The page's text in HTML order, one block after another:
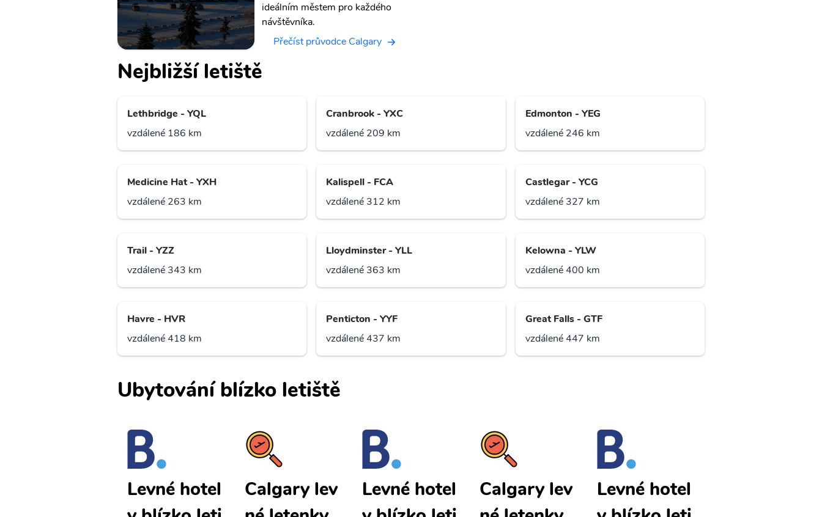
ideálním městem pro každého
návštěvníka.
Přečíst průvodce Calgary
Nejbližší letiště
Lethbridge - YQL
vzdálené 186 km
Cranbrook - YXC
vzdálené 209 km
Edmonton - YEG
vzdálené 246 km
Medicine Hat - YXH
vzdálené 263 km
Kalispell - FCA
vzdálené 312 km
Castlegar - YCG
vzdálené 327 km
Trail - YZZ
vzdálené 343 km
Lloydminster - YLL
vzdálené 363 km
Kelowna - YLW
vzdálené 400 km
Havre - HVR
vzdálené 418 km
Penticton - YYF
vzdálené 437 km
Great Falls - GTF
vzdálené 447 km
Ubytování blízko letiště
Levné hotel
Calgary lev
Levné hotel
Calgary lev
Levné hotel